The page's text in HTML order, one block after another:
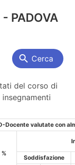
- PADOVA
search Cerca
del corso di
Docente valutate con
%
Soddisfazione